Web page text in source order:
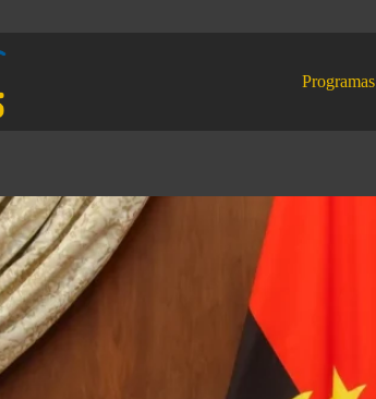
Programas